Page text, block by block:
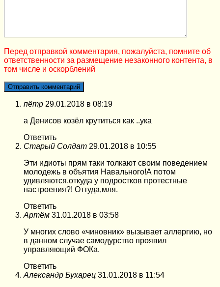
Перед отправкой комментария, пожалуйста, помните об
ответственности за размещение незаконного контента, в
том числе и оскорблений
пётр 29.01.2018 в 08:19
а Денисов козёл крутиться как ..ука
Ответить
Старый Солдат 29.01.2018 в 10:55
Эти идиоты прям таки толкают своим поведением
молодежь в объятия Навального!А потом
удивляются,откуда у подростков протестные
настроения?! Оттуда,мля.
Ответить
Артём 31.01.2018 в 03:58
У многих слово «чиновник» вызывает аллергию, но
в данном случае самодурство проявил
управляющий ФОКа.
Ответить
Александр Бухарец 31.01.2018 в 11:54